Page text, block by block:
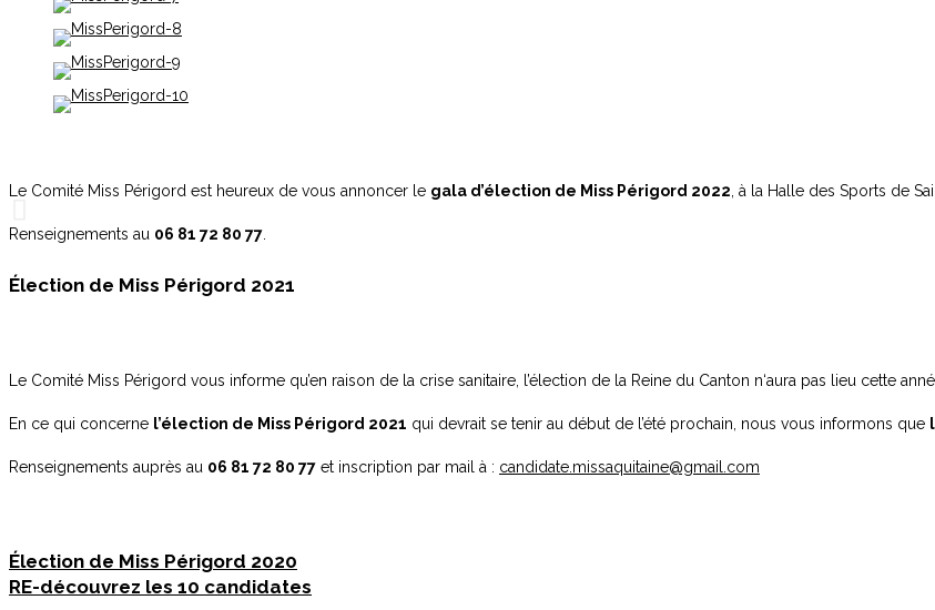
Le Comité Miss Périgord est heureux de vous annoncer le gala d’élection de Miss Périgord 2022 , à la Halle des Sports de
Renseignements au 06 81 72 80 77
Élection de Miss Périgord 2021
Le Comité Miss Périgord vous informe qu’en raison de la crise sanitaire, l’élection de la Reine du Canton n‘aura pas lieu cette
En ce qui concerne l’élection de Miss Périgord 2021 qui devrait se tenir au début de l’été prochain, nous vous informons que
Renseignements auprès au 06 81 72 80 77 et inscription par mail à : candidate.missaquitaine@gmail.com
Élection de Miss Périgord 2020
RE-découvrez les 10 candidates